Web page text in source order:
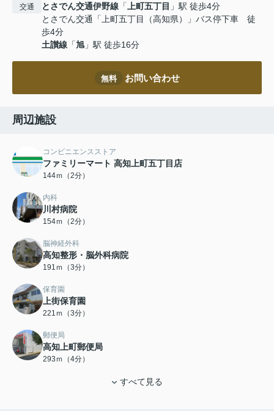
交通 とさでん交通伊野線 「 上町五丁目 」駅 徒歩4分
とさでん交通「上町五丁目（高知県）」バス停下車 徒
歩4分
土讃線 「旭 」駅 徒歩16分
無料 お問い合わせ
周辺施設
コンビニエンスストア
ファミリーマート 高知上町五丁目店
144ｍ（2分）
内科
川村病院
154ｍ（2分）
脳神経外科
高知整形・脳外科病院
191ｍ（3分）
保育園
上街保育園
221ｍ（3分）
郵便局
高知上町郵便局
293ｍ（4分）
すべて見る